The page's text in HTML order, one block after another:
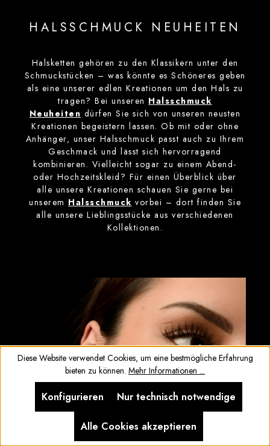
HALSSCHMUCK NEUHEITEN
Halsketten gehören zu den Klassikern unter den
Schmuckstücken – was könnte es Schöneres geben
als eine unserer edlen Kreationen um den Hals zu
tragen? Bei unseren Halsschmuck
Neuheiten dürfen Sie sich von unseren neusten
Kreationen begeistern lassen. Ob mit oder ohne
Anhänger, unser Halsschmuck passt auch zu Ihrem
Geschmack und lässt sich hervorragend
kombinieren. Vielleicht sogar zu einem Abend-
oder Hochzeitskleid? Für einen Überblick über
alle unsere Kreationen schauen Sie gerne bei
unserem Halsschmuck vorbei – dort finden Sie
alle unsere Lieblingsstücke aus verschiedenen
Kollektionen.
Diese Website verwendet Cookies, um eine bestmögliche Erfahrung
bieten zu können. Mehr Informationen ...
Nur technisch notwendige
Konfigurieren
Alle Cookies akzeptieren